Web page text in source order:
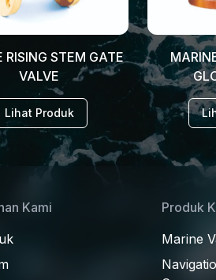
RISING STEM GATE
VALVE
Lihat Produk
Kami
Produk
Marine